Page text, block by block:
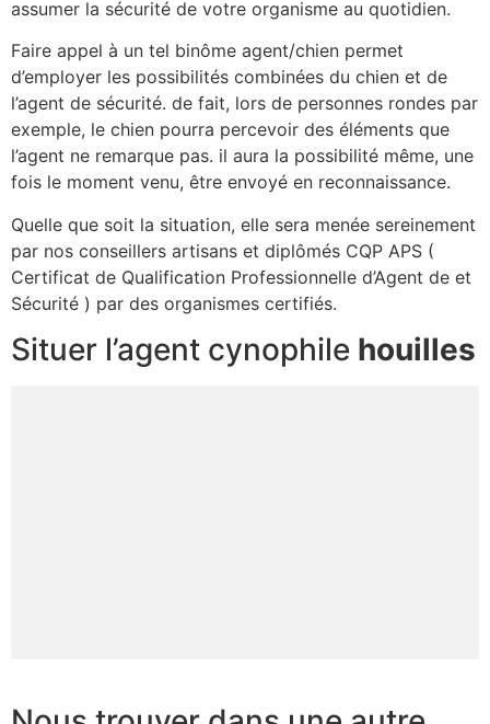
assumer la sécurité de votre organisme au quotidien.
Faire appel à un tel binôme agent/chien permet
d’employer les possibilités combinées du chien et de
l’agent de sécurité. de fait, lors de personnes rondes par
exemple, le chien pourra percevoir des éléments que
l’agent ne remarque pas. il aura la possibilité même, une
fois le moment venu, être envoyé en reconnaissance.
Quelle que soit la situation, elle sera menée sereinement
par nos conseillers artisans et diplômés CQP APS (
Certificat de Qualification Professionnelle d’Agent de et
Sécurité ) par des organismes certifiés.
Situer l’agent cynophile houilles